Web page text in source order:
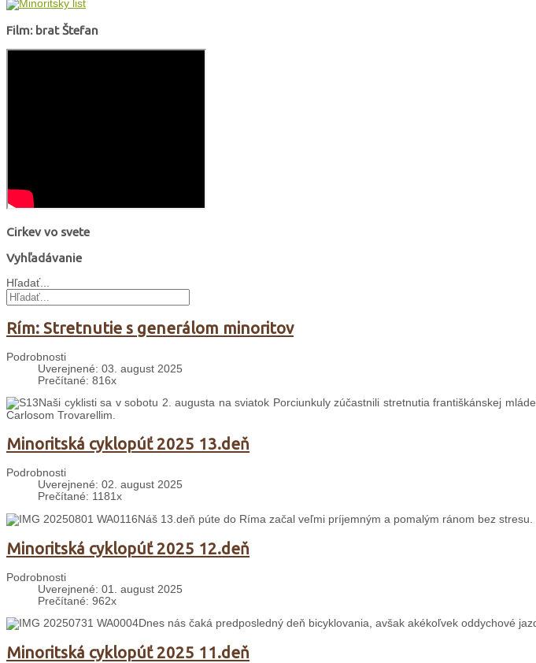
Film: brat Štefan
Cirkev vo svete
Vyhľadávanie
Hľadať...
Rím: Stretnutie s generálom minoritov
Podrobnosti
Uverejnené: 03. august 2025
Prečítané: 816x
Naši cyklisti sa v sobotu 2. augusta na sviatok Porciunkuly zúčastnili stretnutia františkánskej
Carlosom Trovarellim.
Minoritská cyklopúť 2025 13.deň
Podrobnosti
Uverejnené: 02. august 2025
Prečítané: 1181x
Náš 13.deň púte do Ríma začal veľmi príjemným a pomalým ránom bez stresu.
Minoritská cyklopúť 2025 12.deň
Podrobnosti
Uverejnené: 01. august 2025
Prečítané: 962x
Dnes nás čaká predposledný deň bicyklovania, avšak akékoľvek oddychové
Minoritská cyklopúť 2025 11.deň